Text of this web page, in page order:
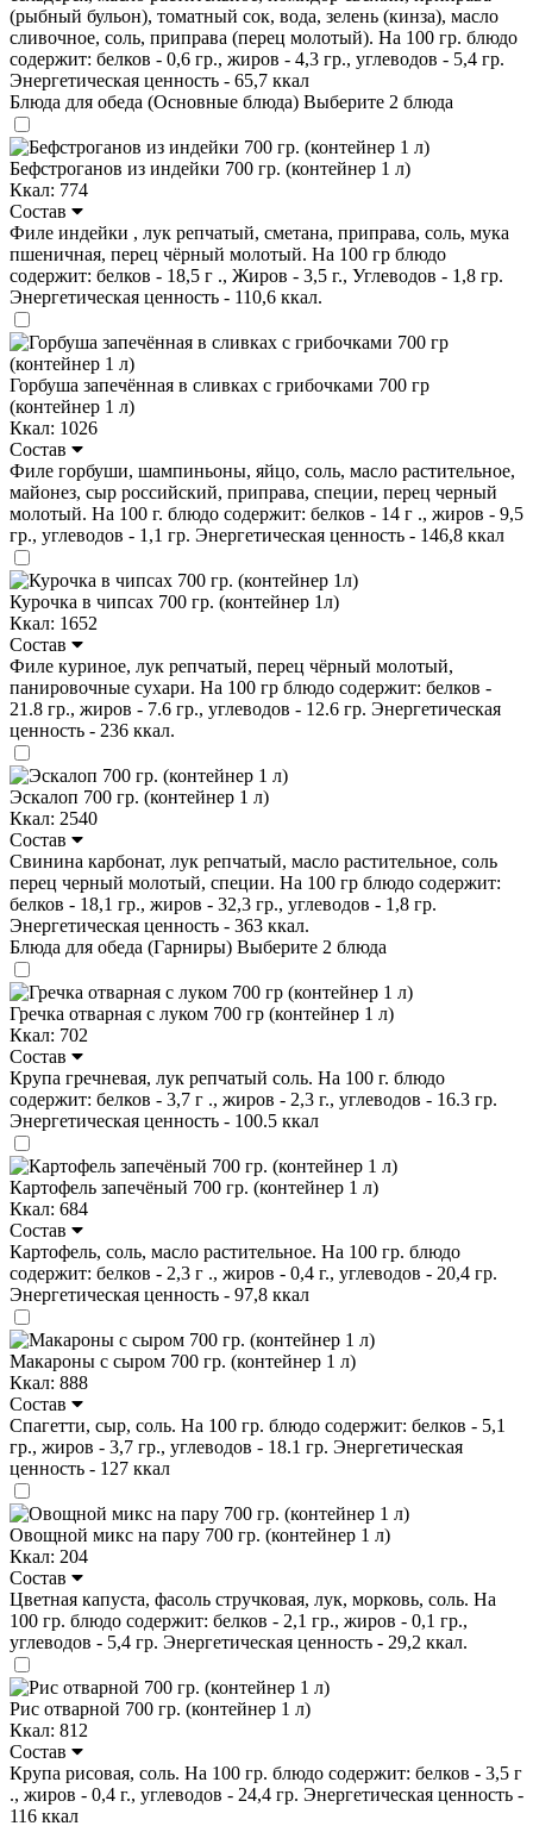
(рыбный бульон), томатный сок, вода, зелень (кинза), масло
сливочное, соль, приправа (перец молотый). На 100 гр. блюдо
содержит: белков - 0,6 гр., жиров - 4,3 гр., углеводов - 5,4 гр.
Энергетическая ценность - 65,7 ккал
Блюда для обеда (Основные блюда) Выберите 2 блюда
Бефстроганов из индейки 700 гр. (контейнер 1 л)
Ккал: 774
Состав
Филе индейки , лук репчатый, сметана, приправа, соль, мука
пшеничная, перец чёрный молотый. На 100 гр блюдо
содержит: белков - 18,5 г ., Жиров - 3,5 г., Углеводов - 1,8 гр.
Энергетическая ценность - 110,6 ккал.
Горбуша запечённая в сливках с грибочками 700 гр
(контейнер 1 л)
Ккал: 1026
Состав
Филе горбуши, шампиньоны, яйцо, соль, масло растительное,
майонез, сыр российский, приправа, специи, перец черный
молотый. На 100 г. блюдо содержит: белков - 14 г ., жиров - 9,5
гр., углеводов - 1,1 гр. Энергетическая ценность - 146,8 ккал
Курочка в чипсах 700 гр. (контейнер 1л)
Ккал: 1652
Состав
Филе куриное, лук репчатый, перец чёрный молотый,
панировочные сухари. На 100 гр блюдо содержит: белков -
21.8 гр., жиров - 7.6 гр., углеводов - 12.6 гр. Энергетическая
ценность - 236 ккал.
Эскалоп 700 гр. (контейнер 1 л)
Ккал: 2540
Состав
Свинина карбонат, лук репчатый, масло растительное, соль
перец черный молотый, специи. На 100 гр блюдо содержит:
белков - 18,1 гр., жиров - 32,3 гр., углеводов - 1,8 гр.
Энергетическая ценность - 363 ккал.
Блюда для обеда (Гарниры) Выберите 2 блюда
Гречка отварная с луком 700 гр (контейнер 1 л)
Ккал: 702
Состав
Крупа гречневая, лук репчатый соль. На 100 г. блюдо
содержит: белков - 3,7 г ., жиров - 2,3 г., углеводов - 16.3 гр.
Энергетическая ценность - 100.5 ккал
Картофель запечёный 700 гр. (контейнер 1 л)
Ккал: 684
Состав
Картофель, соль, масло растительное. На 100 гр. блюдо
содержит: белков - 2,3 г ., жиров - 0,4 г., углеводов - 20,4 гр.
Энергетическая ценность - 97,8 ккал
Макароны с сыром 700 гр. (контейнер 1 л)
Ккал: 888
Состав
Спагетти, сыр, соль. На 100 гр. блюдо содержит: белков - 5,1
гр., жиров - 3,7 гр., углеводов - 18.1 гр. Энергетическая
ценность - 127 ккал
Овощной микс на пару 700 гр. (контейнер 1 л)
Ккал: 204
Состав
Цветная капуста, фасоль стручковая, лук, морковь, соль. На
100 гр. блюдо содержит: белков - 2,1 гр., жиров - 0,1 гр.,
углеводов - 5,4 гр. Энергетическая ценность - 29,2 ккал.
Рис отварной 700 гр. (контейнер 1 л)
Ккал: 812
Состав
Крупа рисовая, соль. На 100 гр. блюдо содержит: белков - 3,5 г
., жиров - 0,4 г., углеводов - 24,4 гр. Энергетическая ценность -
116 ккал